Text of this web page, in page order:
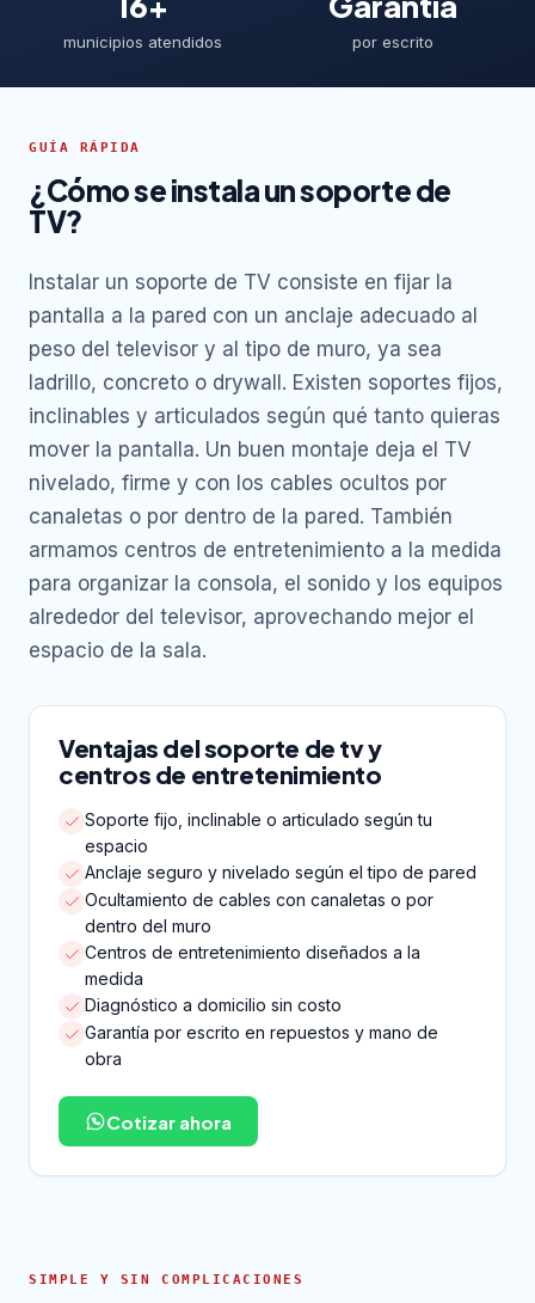
municipios atendidos por escrito
GUÍA RÁPIDA
¿Cómo se instala un soporte de
TV?
Instalar un soporte de TV consiste en fijar la
pantalla a la pared con un anclaje adecuado al
peso del televisor y al tipo de muro, ya sea
ladrillo, concreto o drywall. Existen soportes fijos,
inclinables y articulados según qué tanto quieras
mover la pantalla. Un buen montaje deja el TV
nivelado, firme y con los cables ocultos por
canaletas o por dentro de la pared. También
armamos centros de entretenimiento a la medida
para organizar la consola, el sonido y los equipos
alrededor del televisor, aprovechando mejor el
espacio de la sala.
Ventajas del soporte de tv y
centros de entretenimiento
Soporte fijo, inclinable o articulado según tu
espacio
Anclaje seguro y nivelado según el tipo de pared
Ocultamiento de cables con canaletas o por
dentro del muro
Centros de entretenimiento diseñados a la
medida
Diagnóstico a domicilio sin costo
Garantía por escrito en repuestos y mano de
obra
Cotizar ahora
SIMPLE Y SIN COMPLICACIONES